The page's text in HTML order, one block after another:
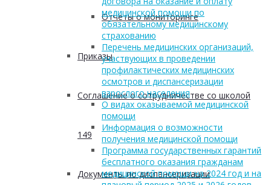
Отчеты о мониторинге
Приказы
Соглашение о сотрудничестве со школой
149
Документы по диспансеризации
медицинской помощи по
обязательному медицинскому
страхованию
Перечень медицинских организаций,
участвующих в проведении
профилактических медицинских
осмотров и диспансеризации
взрослого населения
О видах оказываемой медицинской
помощи
Информация о возможности
получения медицинской помощи
Программа государственных гарантий
бесплатного оказания гражданам
медицинской помощи на 2024 год и на